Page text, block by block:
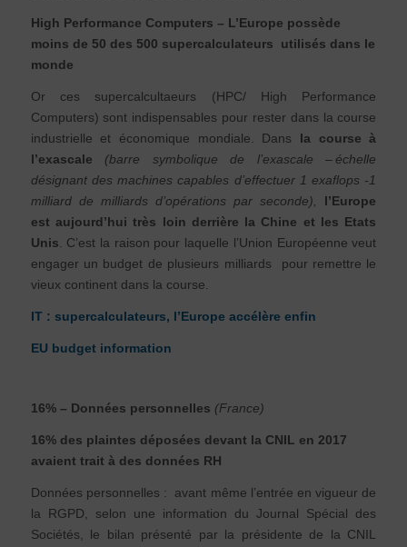
High Performance Computers – L’Europe possède
moins de 50 des 500 supercalculateurs utilisés dans le
monde
Or ces supercalcultaeurs (HPC/ High Performance
Computers) sont indispensables pour rester dans la course
industrielle et économique mondiale. Dans la course à
l’exascale
(barre symbolique de l’exascale – échelle
désignant des machines capables d’effectuer 1 exaflops -1
milliard de milliards d’opérations par seconde), l’Europe
est aujourd’hui très loin derrière la Chine et les Etats
Unis . C’est la raison pour laquelle l’Union Européenne veut
engager un budget de plusieurs milliards pour remettre le
vieux continent dans la course.
IT : supercalculateurs, l’Europe accélère enfin
EU budget information
16% – Données personnelles (France)
16% des plaintes déposées devant la CNIL en 2017
avaient trait à des données RH
Données personnelles : avant même l’entrée en vigueur de
la RGPD, selon une information du Journal Spécial des
Sociétés, le bilan présenté par la présidente de la CNIL